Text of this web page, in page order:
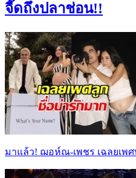
จี๊ดถึงปลาช่อน!!
มาแล้ว! ฌอห์ณ-เพชร เฉลยเพ